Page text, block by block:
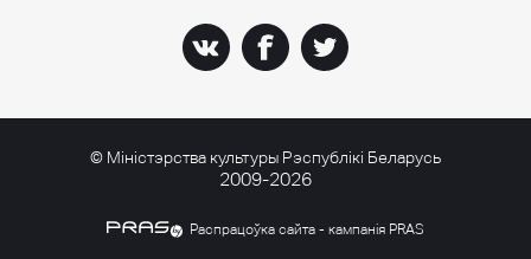
© Міністэрства культуры Рэспублікі Беларусь
2009-2026
Распрацоўка сайта - кампанія PRAS